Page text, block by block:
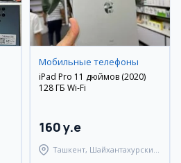
Мобильные телефоны
iPad Pro 11 дюймов (2020)
128 ГБ Wi-Fi
160 y.e
Ташкент, Шайхантахурский